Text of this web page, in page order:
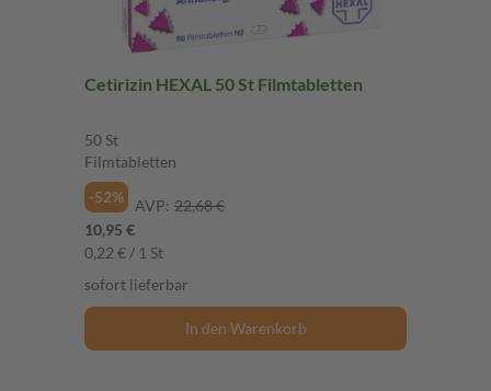
Cetirizin HEXAL 50 St Filmtabletten
50 St
Filmtabletten
-52%
AVP: 22,68 €
10,95 €
0,22 € / 1 St
sofort lieferbar
In den Warenkorb